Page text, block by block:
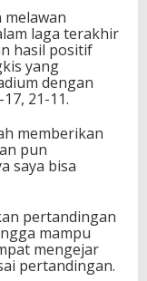
laga terakhir
hasil positif
yang
dengan
21-11.
memberikan
pun
saya bisa
pertandingan
mampu
mengejar
pertandingan.